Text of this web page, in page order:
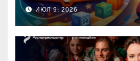
инновационных
педагогов
образования!
ИЮЛ 9, 2026